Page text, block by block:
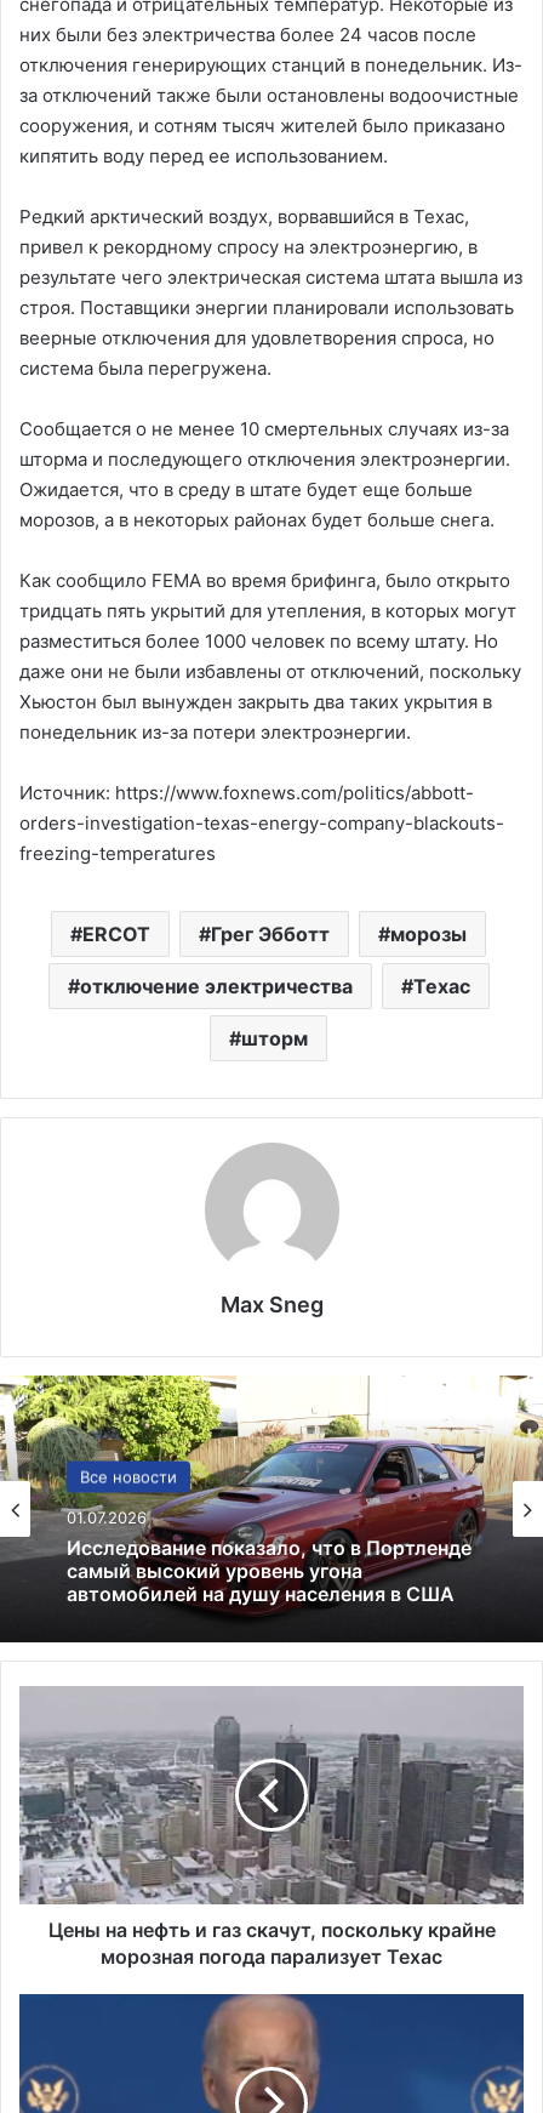
них были без электричества более 24 часов после
отключения генерирующих станций в понедельник. Из-
за отключений также были остановлены водоочистные
сооружения, и сотням тысяч жителей было приказано
кипятить воду перед ее использованием.
Редкий арктический воздух, ворвавшийся в Техас,
привел к рекордному спросу на электроэнергию, в
результате чего электрическая система штата вышла из
строя. Поставщики энергии планировали использовать
веерные отключения для удовлетворения спроса, но
система была перегружена.
Сообщается о не менее 10 смертельных случаях из-за
шторма и последующего отключения электроэнергии.
Ожидается, что в среду в штате будет еще больше
морозов, а в некоторых районах будет больше снега.
Как сообщило FEMA во время брифинга, было открыто
тридцать пять укрытий для утепления, в которых могут
разместиться более 1000 человек по всему штату. Но
даже они не были избавлены от отключений, поскольку
Хьюстон был вынужден закрыть два таких укрытия в
понедельник из-за потери электроэнергии.
Источник: https://www.foxnews.com/politics/abbott-
orders-investigation-texas-energy-company-blackouts-
freezing-temperatures
ERCOT Грег Эбботт морозы
отключение электричества Техас
шторм
Max Sneg
Все новости
01.07.2026
Исследование показало, что в Портленде
самый высокий уровень угона
автомобилей на душу населения в США
Погода
12.12.2025
Погода в Киеве: прогноз, климат и
особенности зимней столицы
н
ы
н
а
н
е
ф
с
к
Цены на нефть и газ скачут, поскольку крайне
морозная погода парализует Техас
д
е